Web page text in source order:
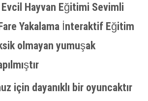
Evcil Hayvan Eğitimi Sevimli
Yakalama İnteraktif Eğitim
olmayan yumuşak
için dayanıklı bir oyuncaktır